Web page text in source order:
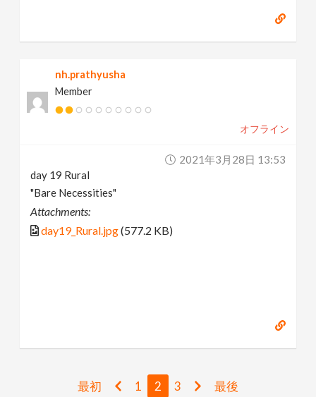
nh.prathyusha
Member
オフライン
2021年3月28日 13:53
day 19 Rural
"Bare Necessities"
Attachments:
day19_Rural.jpg(577.2 KB)
最初 1 2 3 最後